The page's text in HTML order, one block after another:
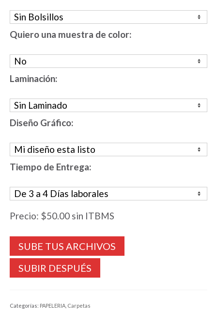
Quiero una muestra de color:
Laminación:
Diseño Gráfico:
Tiempo de Entrega:
Precio: $50.00 sin ITBMS
SUBIR DESPUÉS
Categorías: PAPELERIA Carpetas